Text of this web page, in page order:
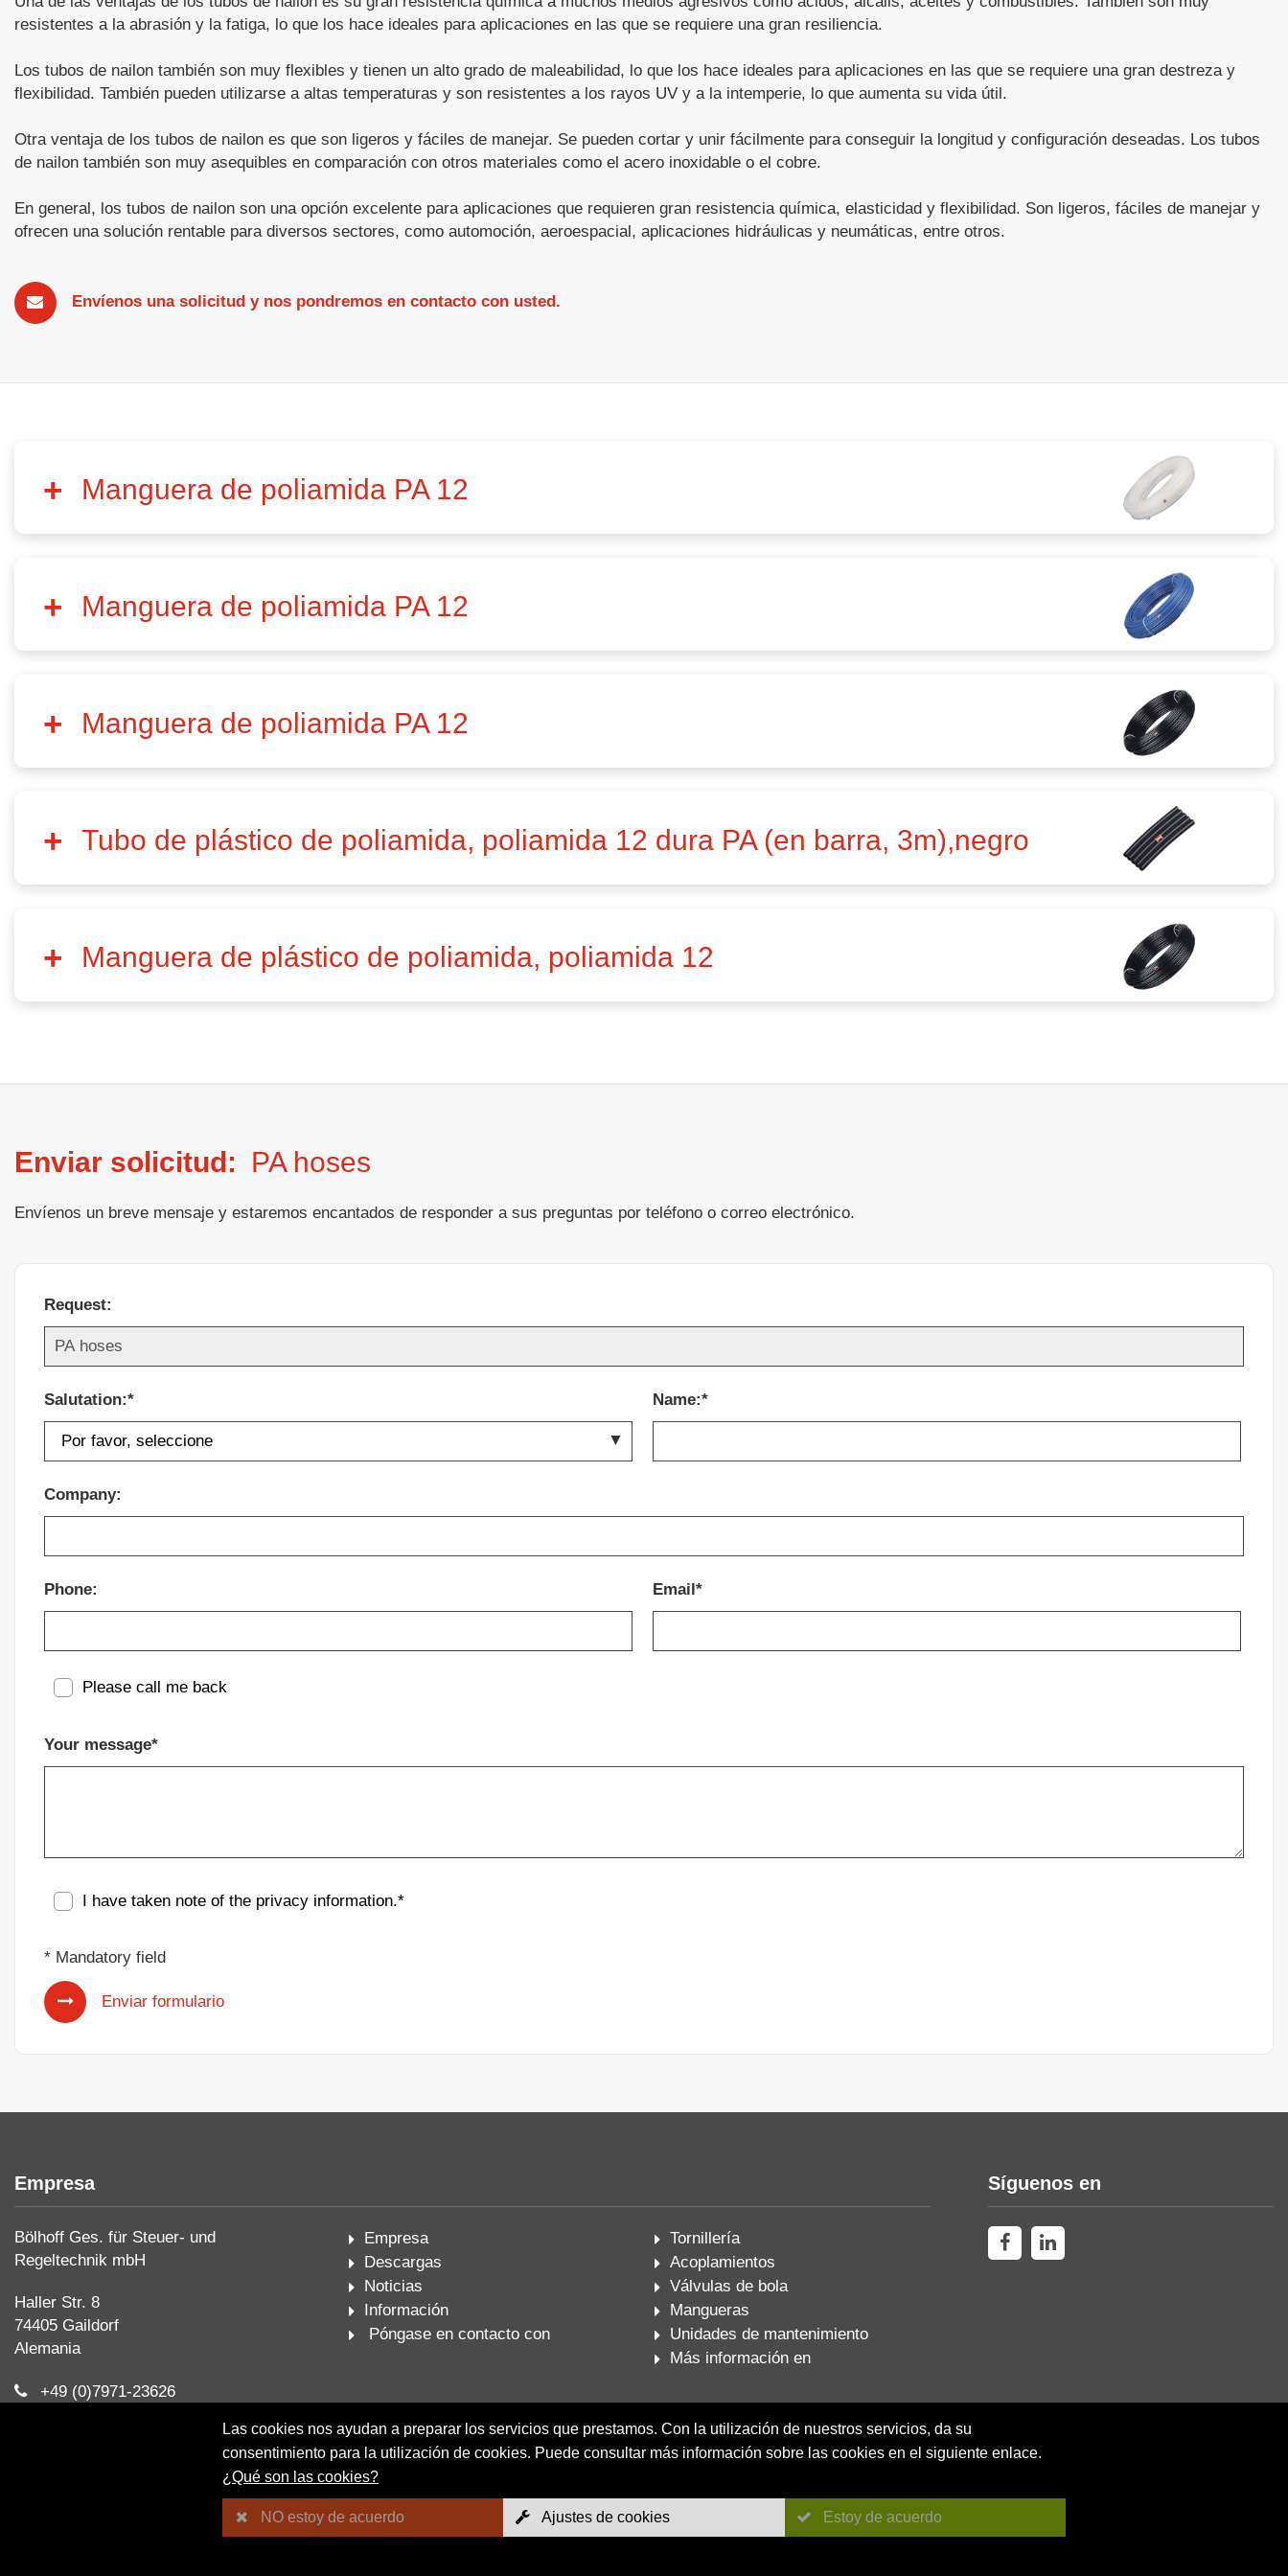
resistentes a la abrasión y la fatiga, lo que los hace ideales para aplicaciones en las que se requiere una gran resiliencia.
Los tubos de nailon también son muy flexibles y tienen un alto grado de maleabilidad, lo que los hace ideales para aplicaciones en las que se requiere una gran destreza y
flexibilidad. También pueden utilizarse a altas temperaturas y son resistentes a los rayos UV y a la intemperie, lo que aumenta su vida útil.
Otra ventaja de los tubos de nailon es que son ligeros y fáciles de manejar. Se pueden cortar y unir fácilmente para conseguir la longitud y configuración deseadas. Los tubos
de nailon también son muy asequibles en comparación con otros materiales como el acero inoxidable o el cobre.
En general, los tubos de nailon son una opción excelente para aplicaciones que requieren gran resistencia química, elasticidad y flexibilidad. Son ligeros, fáciles de manejar y
ofrecen una solución rentable para diversos sectores, como automoción, aeroespacial, aplicaciones hidráulicas y neumáticas, entre otros.
Envíenos una solicitud y nos pondremos en contacto con usted.
Manguera de poliamida PA 12
Manguera de poliamida PA 12
Manguera de poliamida PA 12
Tubo de plástico de poliamida, poliamida 12 dura PA (en barra, 3m),negro
Manguera de plástico de poliamida, poliamida 12
Enviar solicitud: PA hoses
Envíenos un breve mensaje y estaremos encantados de responder a sus preguntas por teléfono o correo electrónico.
Request:
Salutation:* Name:*
Company:
Phone: Email*
Please call me back
Your message*
I have taken note of the privacy information.*
* Mandatory field
Enviar formulario
Empresa
Bölhoff Ges. für Steuer- und
Regeltechnik mbH
Haller Str. 8
74405 Gaildorf
Alemania
+49 (0)7971-23626
Empresa
Descargas
Noticias
Información
Póngase en contacto con
Tornillería
Acoplamientos
Válvulas de bola
Mangueras
Unidades de mantenimiento
Más información en
Síguenos en
Las cookies nos ayudan a preparar los servicios que prestamos. Con la utilización de nuestros servicios, da su
consentimiento para la utilización de cookies. Puede consultar más información sobre las cookies en el siguiente enlace.
¿Qué son las cookies?
NO estoy de acuerdo Ajustes de cookies Estoy de acuerdo